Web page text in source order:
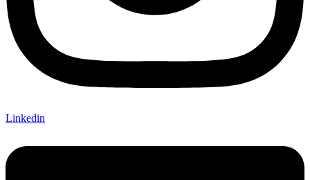
Linkedin